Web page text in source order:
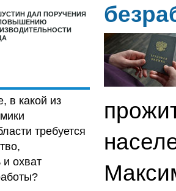
ДАЛ ПОРУЧЕНИЯ
в какой из
требуется
охват